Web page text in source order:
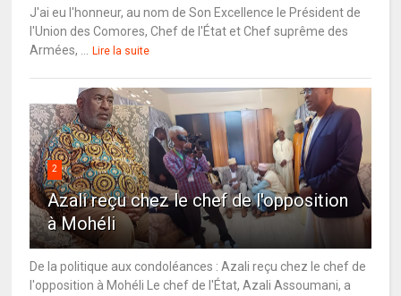
J'ai eu l'honneur, au nom de Son Excellence le Président de
l'Union des Comores, Chef de l'État et Chef suprême des
Armées, ...
Lire la suite
2
Azali reçu chez le chef de l'opposition
à Mohéli
De la politique aux condoléances : Azali reçu chez le chef de
l'opposition à Mohéli Le chef de l'État, Azali Assoumani, a